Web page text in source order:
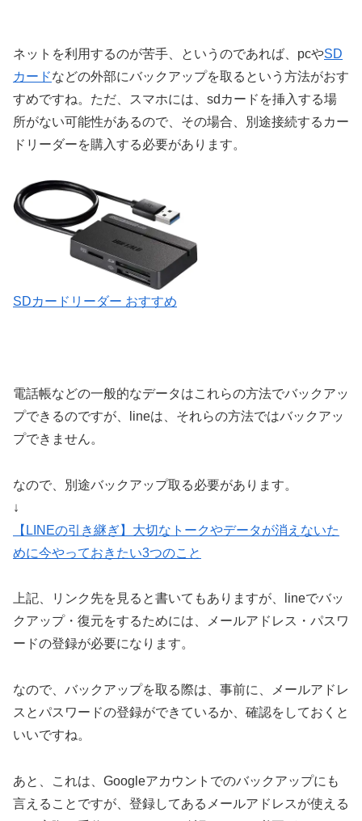
ネットを利用するのが苦手、というのであれば、pcやSD
カードなどの外部にバックアップを取るという方法がおす
すめですね。ただ、スマホには、sdカードを挿入する場
所がない可能性があるので、その場合、別途接続するカー
ドリーダーを購入する必要があります。
SDカードリーダー おすすめ
電話帳などの一般的なデータはこれらの方法でバックアッ
プできるのですが、lineは、それらの方法ではバックアッ
プできません。
なので、別途バックアップ取る必要があります。
↓
【LINEの引き継ぎ】大切なトークやデータが消えないた
めに今やっておきたい3つのこと
上記、リンク先を見ると書いてもありますが、lineでバッ
クアップ・復元をするためには、メールアドレス・パスワ
ードの登録が必要になります。
なので、バックアップを取る際は、事前に、メールアドレ
スとパスワードの登録ができているか、確認をしておくと
いいですね。
あと、これは、Googleアカウントでのバックアップにも
言えることですが、登録してあるメールアドレスが使える